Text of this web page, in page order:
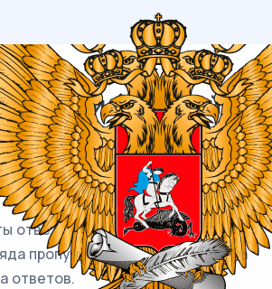
(типовой)
/ Русский / 09
/ 99
ответов, в которых во всех
пропущена одна и та же буква
ответов.